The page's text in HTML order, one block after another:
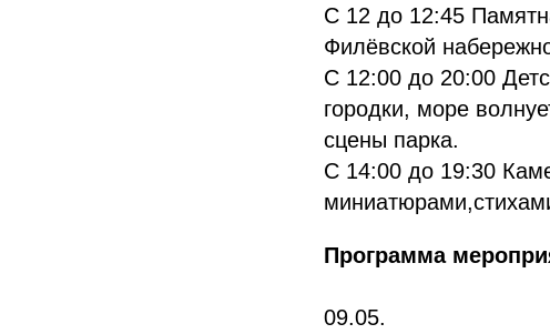
С 12 до 12:45
Филёвской
С 12:00 до 20:00
городки, море
сцены парка.
С 14:00 до 19:30
Программа
09.05.